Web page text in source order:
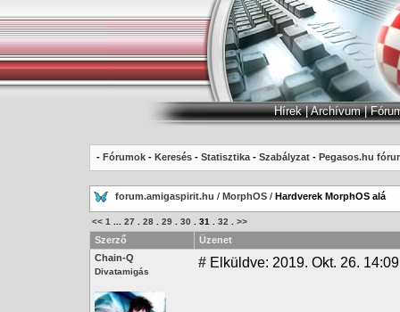
Hírek|Archívum|
- Fórumok - Keresés - Statisztika - Szabályzat - Pegasos.hu
forum.amigaspirit.hu / MorphOS / Hardverek MorphOS alá
<< 1 27 28 29 30 31 32 >>
Szerző
Üzenet
Chain-Q
Divatamigás
# Elküldve: 2019. Okt. 26. 14:09